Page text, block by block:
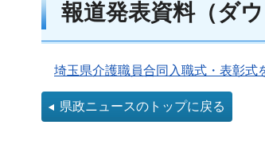
報道発表資料（ダ
埼玉県介護職員合同入職式・表彰式
県政ニュースのトップに戻る